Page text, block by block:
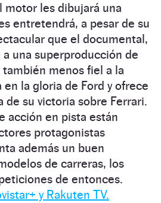
motor les dibujará una
entretendrá, a pesar de su
que el documental,
una superproducción de
menos fiel a la
la gloria de Ford y ofrece
de su victoria sobre Ferrari.
acción en pista están
protagonistas
además un buen
de carreras, los
de entonces.
y Rakuten TV.